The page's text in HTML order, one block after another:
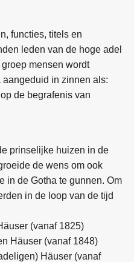
functies, titels en
leden van de hoge adel
mensen wordt
in zinnen als:
de begrafenis van
prinselijke huizen in de
de wens om ook
in de Gotha te gunnen. Om
in de loop van de tijd
(vanaf 1825)
Häuser (vanaf 1848)
Häuser (vanaf